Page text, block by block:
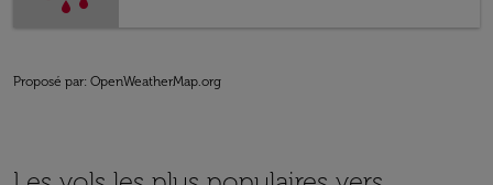
Proposé par: OpenWeatherMap.org